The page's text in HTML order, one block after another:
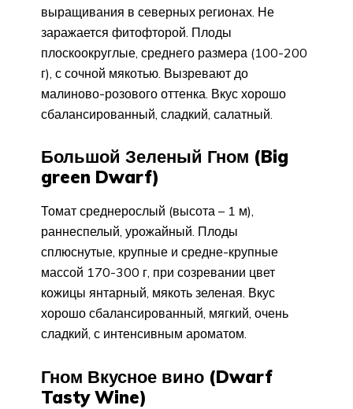
выращивания в северных регионах. Не
заражается фитофторой. Плоды
плоскоокруглые, среднего размера (100-200
г), с сочной мякотью. Вызревают до
малиново-розового оттенка. Вкус хорошо
сбалансированный, сладкий, салатный.
Большой Зеленый Гном (Big
green Dwarf)
Томат среднерослый (высота – 1 м),
раннеспелый, урожайный. Плоды
сплюснутые, крупные и средне-крупные
массой 170-300 г, при созревании цвет
кожицы янтарный, мякоть зеленая. Вкус
хорошо сбалансированный, мягкий, очень
сладкий, с интенсивным ароматом.
Гном Вкусное вино (Dwarf
Tasty Wine)